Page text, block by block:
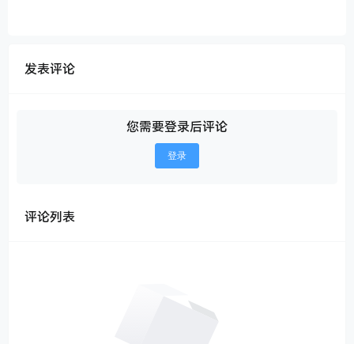
发表评论
您需要登录后评论
登录
评论列表